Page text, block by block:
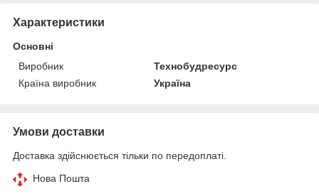
Характеристики
Основні
Виробник
Технобудресурс
Країна виробник
Україна
Умови доставки
Доставка здійснюється тільки по передоплаті.
Нова Пошта